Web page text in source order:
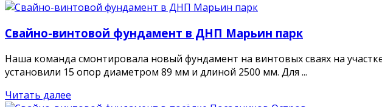
Свайно-винтовой фундамент в ДНП Марьин парк
Наша команда смонтировала новый фундамент на винтовых сваях на
установили 15 опор диаметром 89 мм и длиной 2500 мм. Для ...
Читать далее